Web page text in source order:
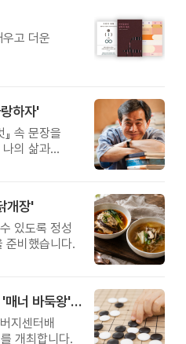
고 더운
하자'
속 문장을
의 삶과
개장'
있도록 정성
준비했습니다.
제3회 서초구 아버지센터배 '매너 바둑왕' 대회
지센터배
개최합니다.